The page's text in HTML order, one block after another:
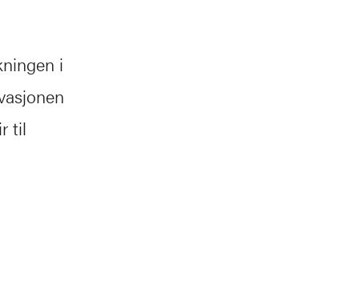
i
til